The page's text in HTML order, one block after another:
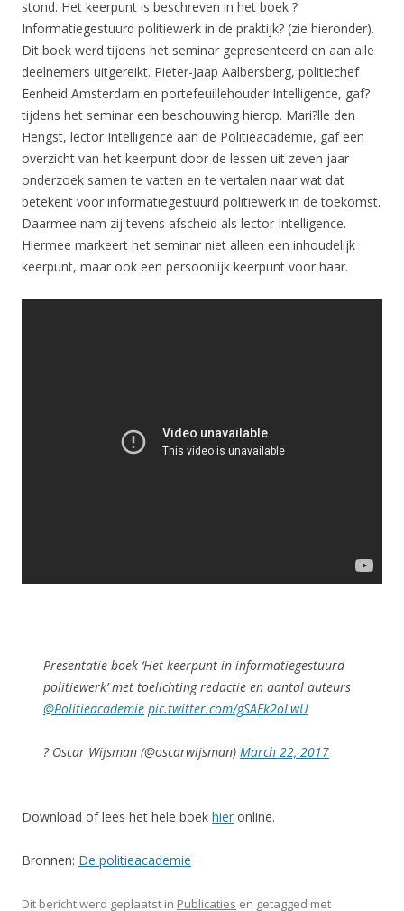
stond. Het keerpunt is beschreven in het boek ?
Informatiegestuurd politiewerk in de praktijk? (zie hieronder).
Dit boek werd tijdens het seminar gepresenteerd en aan alle
deelnemers uitgereikt. Pieter-Jaap Aalbersberg, politiechef
Eenheid Amsterdam en portefeuillehouder Intelligence, gaf?
tijdens het seminar een beschouwing hierop. Mari?lle den
Hengst, lector Intelligence aan de Politieacademie, gaf een
overzicht van het keerpunt door de lessen uit zeven jaar
onderzoek samen te vatten en te vertalen naar wat dat
betekent voor informatiegestuurd politiewerk in de toekomst.
Daarmee nam zij tevens afscheid als lector Intelligence.
Hiermee markeert het seminar niet alleen een inhoudelijk
keerpunt, maar ook een persoonlijk keerpunt voor haar.
Presentatie boek ‘Het keerpunt in informatiegestuurd
politiewerk’ met toelichting redactie en aantal auteurs
@Politieacademie pic.twitter.com/gSAEk2oLwU
? Oscar Wijsman (@oscarwijsman) March 22, 2017
Download of lees het hele boek hier online.
Bronnen: De politieacademie
Dit bericht werd geplaatst in Publicaties en getagged met